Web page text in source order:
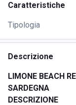
Caratteristiche
Tipologia
Descrizione
LIMONE BEACH
SARDEGNA
DESCRIZIONE